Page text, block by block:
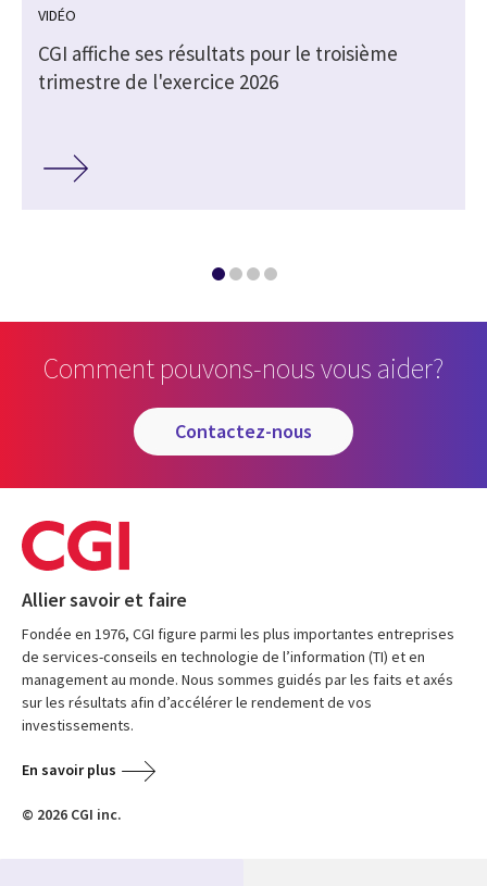
VIDÉO
CGI affiche ses résultats pour le troisième
trimestre de l'exercice 2026
Comment pouvons-nous vous aider?
contactez-nous
Allier savoir et faire
Fondée en 1976, CGI figure parmi les plus importantes entreprises
de services-conseils en technologie de l’information (TI) et en
management au monde. Nous sommes guidés par les faits et axés
sur les résultats afin d’accélérer le rendement de vos
investissements.
En savoir plus
© 2026 CGI inc.